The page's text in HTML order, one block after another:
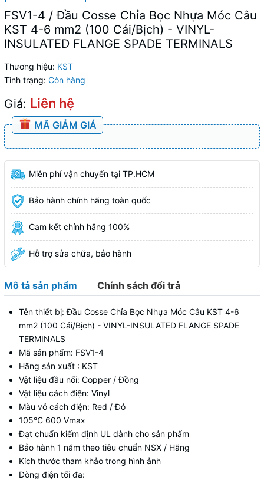
FSV1-4 / Đầu Cosse Chỉa Bọc Nhựa Móc Câu
KST 4-6 mm2 (100 Cái/Bịch) - VINYL-
INSULATED FLANGE SPADE TERMINALS
Thương hiệu: KST
Tình trạng: Còn hàng
Giá: Liên hệ
MÃ GIẢM GIÁ
Miễn phí vận chuyển tại TP.HCM
Bảo hành chính hãng toàn quốc
Cam kết chính hãng 100%
Hỗ trợ sửa chữa, bảo hành
Mô tả sản phẩm Chính sách đổi trả
Tên thiết bị: Đầu Cosse Chỉa Bọc Nhựa Móc Câu KST 4-6
mm2 (100 Cái/Bịch) - VINYL-INSULATED FLANGE SPADE
TERMINALS
Mã sản phẩm: FSV1-4
Hãng sản xuất : KST
Vật liệu đầu nối: Copper / Đồng
Vật liệu cách điện: Vinyl
Màu vỏ cách điện: Red / Đỏ
105℃ 600 Vmax
Đạt chuẩn kiểm định UL dành cho sản phẩm
Bảo hành 1 năm theo tiêu chuẩn NSX / Hãng
Kích thước tham khảo trong hình ảnh
Dòng điện tối đa: